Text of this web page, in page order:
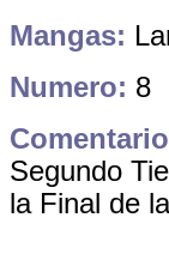
Mangas:
Numero: 8
Segundo
la Final de